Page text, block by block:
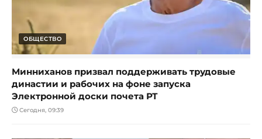
ОБЩЕСТВО
Минниханов призвал поддерживать трудовые
династии и рабочих на фоне запуска
Электронной доски почета РТ
Сегодня, 09:39